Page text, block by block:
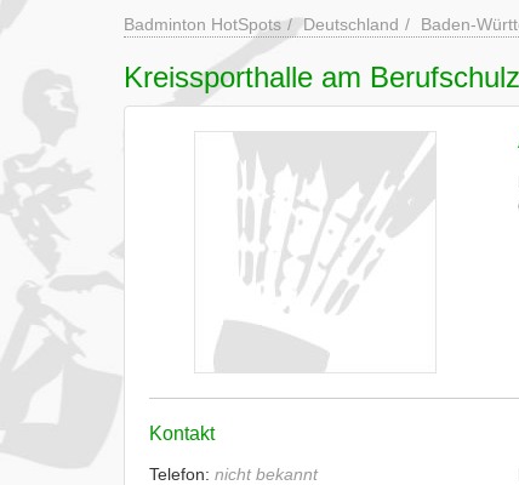
Badminton HotSpots Deutschland Baden-
Kreissporthalle am
Kontakt
Telefon: nicht bekannt